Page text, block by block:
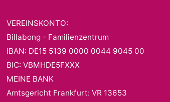
VEREINSKONTO:
Billabong - Familienzentrum
IBAN: DE15 5139 0000 0044 9045 00
BIC: VBMHDE5FXXX
MEINE BANK
Amtsgericht Frankfurt: VR 13653